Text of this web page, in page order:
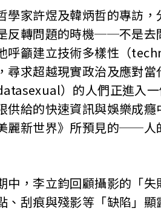
學家許煜及韓炳哲的專訪
反轉問題的時機──不是去
呼籲建立技術多樣性（
尋求超越現實政治及應對
）的人們正進入
供給的快速資訊與娛樂成
麗新世界》所預見的──人
中，李立鈞回顧攝影的「
、刮痕與殘影等「缺陷」